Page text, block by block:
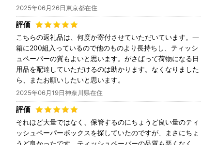
2025年06月26日東京都在住
こちらの返礼品は、何度か寄付させていただいています。一
箱に200組入っているので他のものより長持ちし、ティッシ
ュペーパーの質もよいと思います。がさばって荷物になる日
用品を配達していただけるのは助かります。なくなりました
ら、またお願いしたいと思います。
2025年06月19日神奈川県在住
それほど大量ではなく、保管するのにちょうど良い量のティ
ッシュペーパーボックスを探していたのですが、まさにちょ
うど良かったです。ティッシュペーパーの品質も悪くなく、